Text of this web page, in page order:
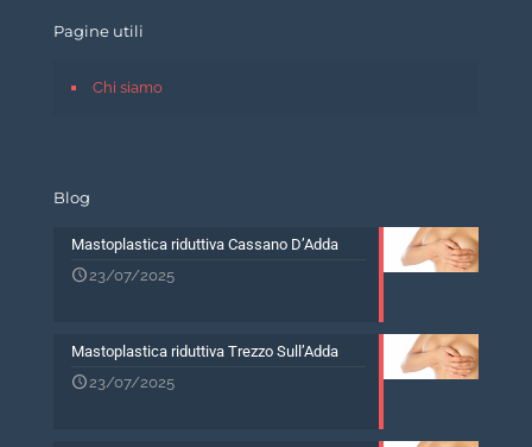
Pagine utili
Chi siamo
Blog
Mastoplastica riduttiva Cassano D’Adda
23/07/2025
Mastoplastica riduttiva Trezzo Sull’Adda
23/07/2025